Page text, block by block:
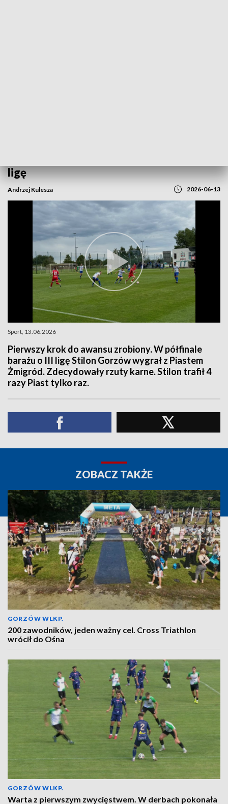
ligę
Andrzej Kulesza 2026-06-13
Sport, 13.06.2026
Pierwszy krok do awansu zrobiony. W półfinale
barażu o III ligę Stilon Gorzów wygrał z Piastem
Żmigród. Zdecydowały rzuty karne. Stilon trafił 4
razy Piast tylko raz.
ZOBACZ TAKŻE
GORZÓW WLKP.
200 zawodników, jeden ważny cel. Cross Triathlon
wrócił do Ośna
GORZÓW WLKP.
Warta z pierwszym zwycięstwem. W derbach pokonała